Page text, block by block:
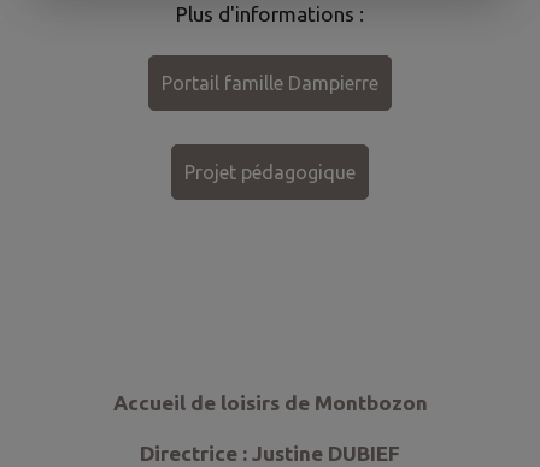
Plus d'informations :
Portail famille Dampierre
Projet pédagogique
Accueil de loisirs de Montbozon
Directrice : Justine DUBIEF